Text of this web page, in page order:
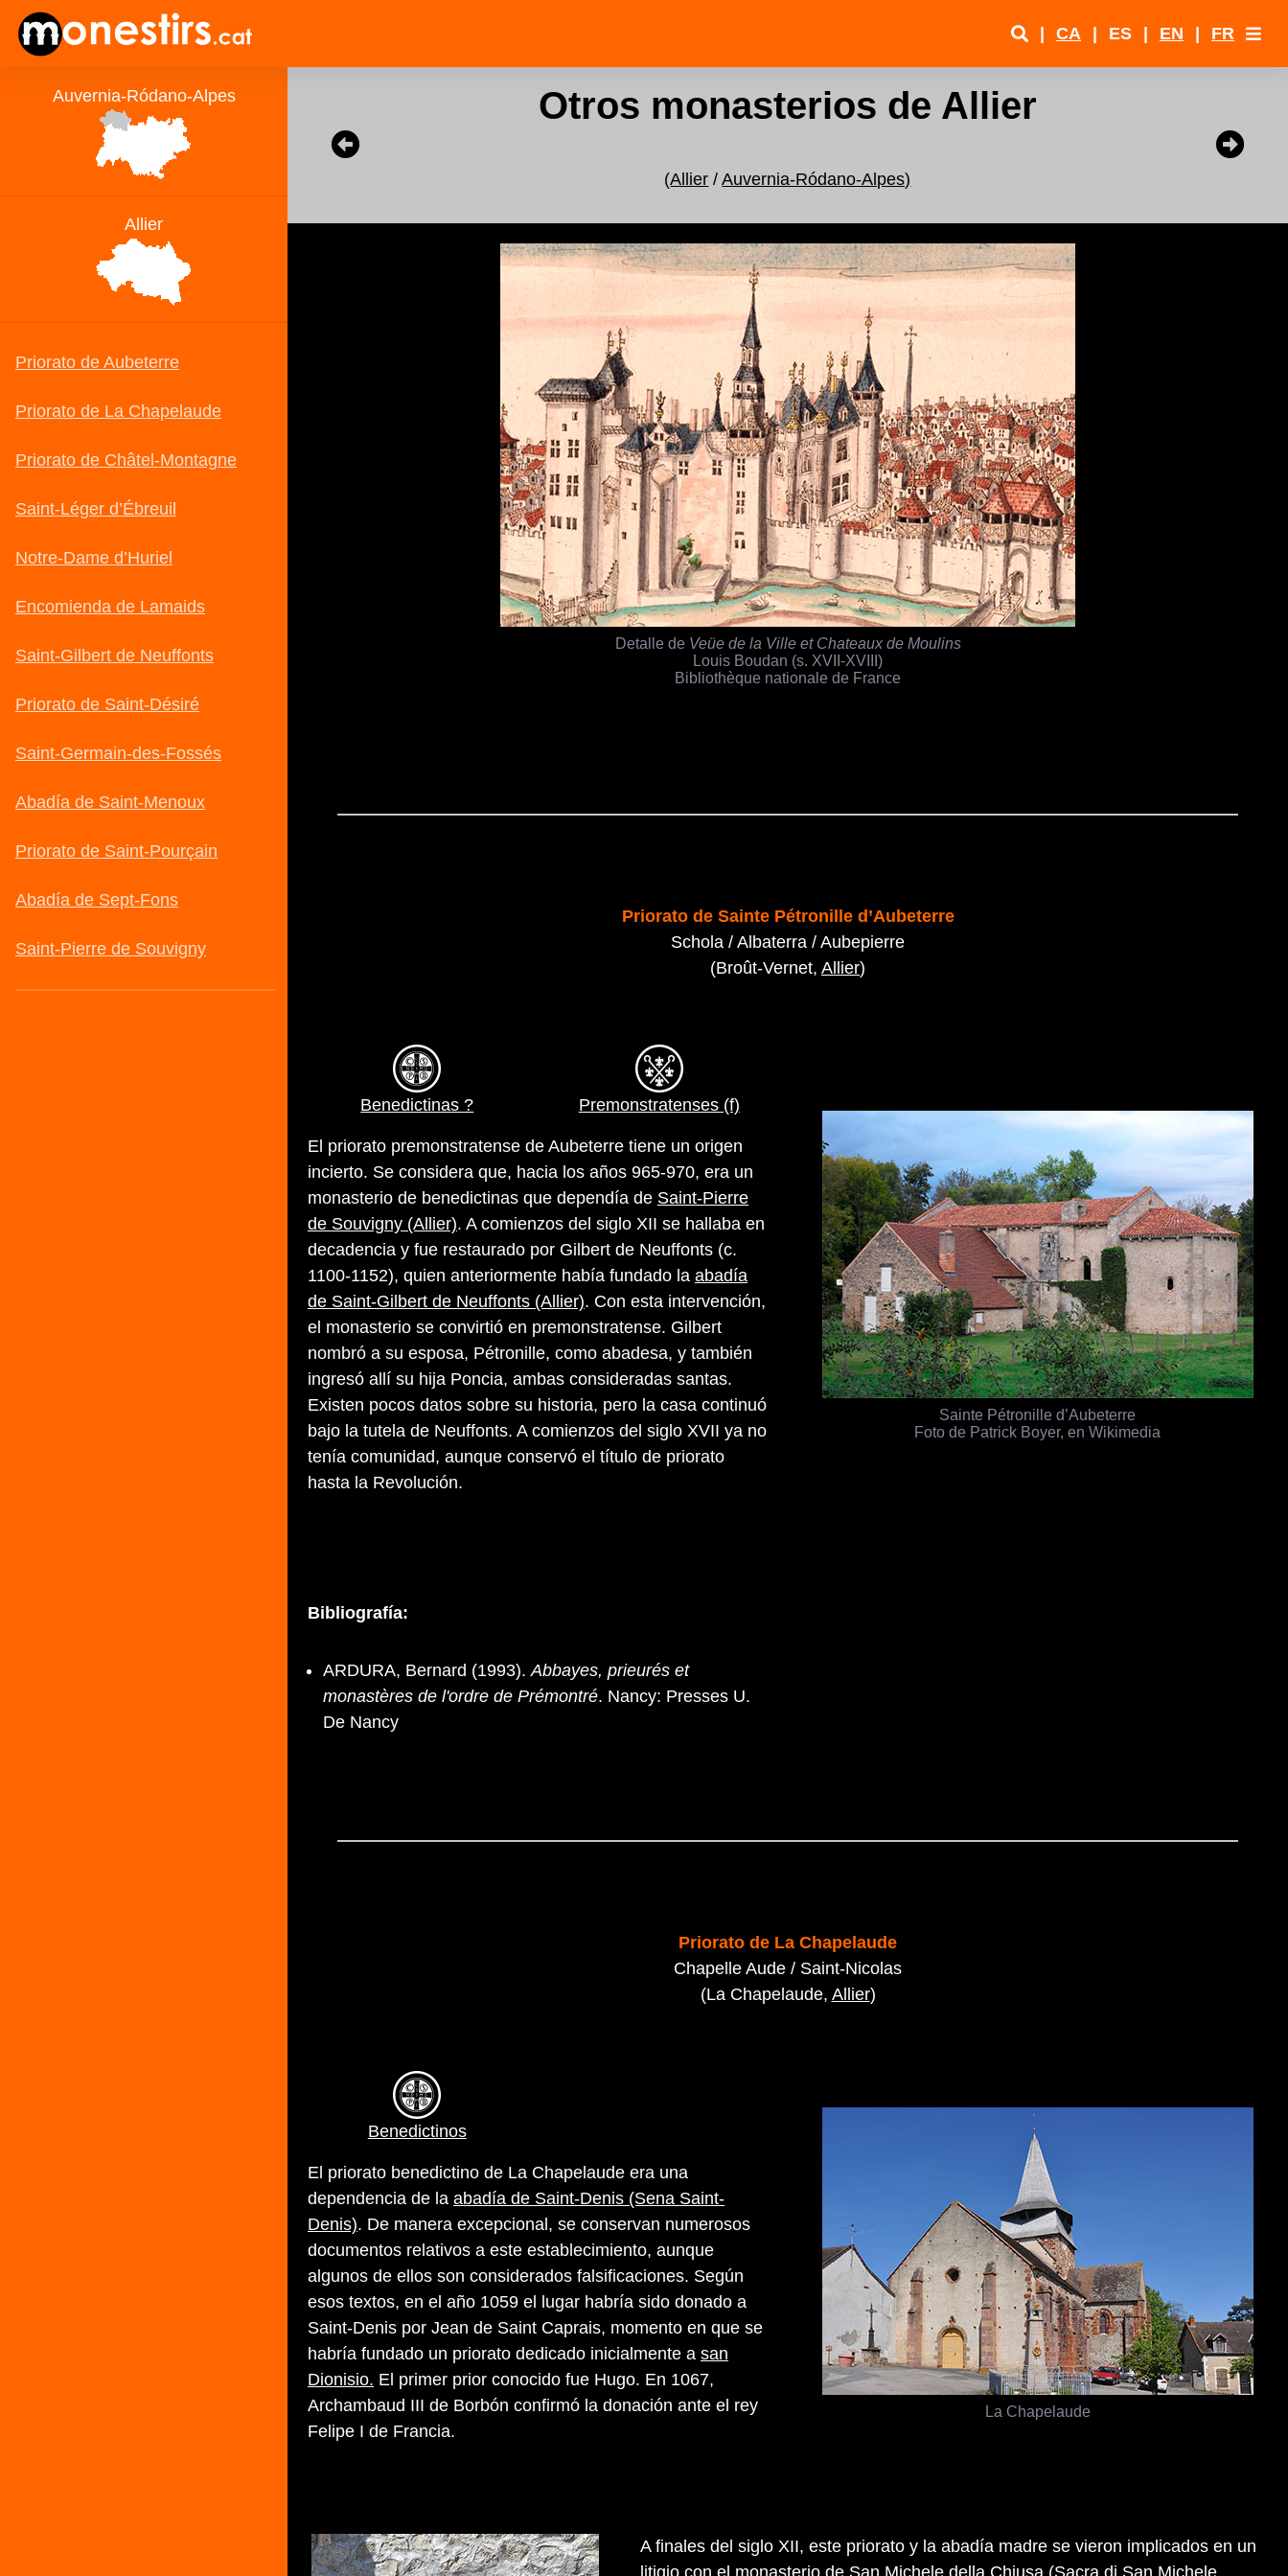
| CA | ES | EN | FR
Otros monasterios de Allier
(Allier /Auvernia-Ródano-Alpes)
Detalle de Veüe de la Ville et Chateaux de Moulins
Louis Boudan (s. XVII-XVIII)
Bibliothèque nationale de France
Priorato de Sainte Pétronille d’Aubeterre
Schola / Albaterra / Aubepierre
(Broût-Vernet, Allier)
Sainte Pétronille d’Aubeterre
Foto de Patrick Boyer, en Wikimedia
Benedictinas ? Premonstratenses (f)
El priorato premonstratense de Aubeterre tiene un origen
incierto. Se considera que, hacia los años 965-970, era un
monasterio de benedictinas que dependía de Saint-Pierre
de Souvigny (Allier). A comienzos del siglo XII se hallaba en
decadencia y fue restaurado por Gilbert de Neuffonts (c.
1100-1152), quien anteriormente había fundado la abadía
de Saint-Gilbert de Neuffonts (Allier). Con esta intervención,
el monasterio se convirtió en premonstratense. Gilbert
nombró a su esposa, Pétronille, como abadesa, y también
ingresó allí su hija Poncia, ambas consideradas santas.
Existen pocos datos sobre su historia, pero la casa continuó
bajo la tutela de Neuffonts. A comienzos del siglo XVII ya no
tenía comunidad, aunque conservó el título de priorato
hasta la Revolución.
Bibliografía:
ARDURA, Bernard (1993).Abbayes, prieurés et
monastères de l'ordre de Prémontré. Nancy: Presses U.
De Nancy
Priorato de La Chapelaude
Chapelle Aude / Saint-Nicolas
(La Chapelaude, Allier)
La Chapelaude
Benedictinos
El priorato benedictino de La Chapelaude era una
dependencia de la abadía de Saint-Denis (Sena Saint-
Denis). De manera excepcional, se conservan numerosos
documentos relativos a este establecimiento, aunque
algunos de ellos son considerados falsificaciones. Según
esos textos, en el año 1059 el lugar habría sido donado a
Saint-Denis por Jean de Saint Caprais, momento en que se
habría fundado un priorato dedicado inicialmente a san
Dionisio. El primer prior conocido fue Hugo. En 1067,
Archambaud III de Borbón confirmó la donación ante el rey
Felipe I de Francia.
A finales del siglo XII, este priorato y la abadía madre se vieron implicados en un
litigio con el monasterio de San Michele della Chiusa (Sacra di San Michele,